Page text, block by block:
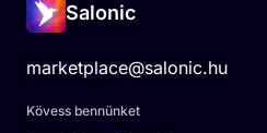
Salonic
marketplace@salonic.hu
Kövess bennünket